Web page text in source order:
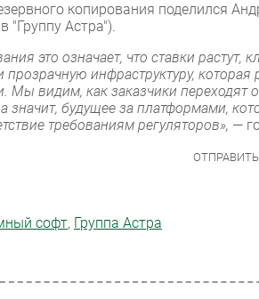
копирования поделился
"Группу Астра").
это означает, что ставки растут,
инфраструктуру, которая
Мы видим, как заказчики переходят
значит, будущее за платформами,
требованиям регуляторов», —
софт, Группа Астра